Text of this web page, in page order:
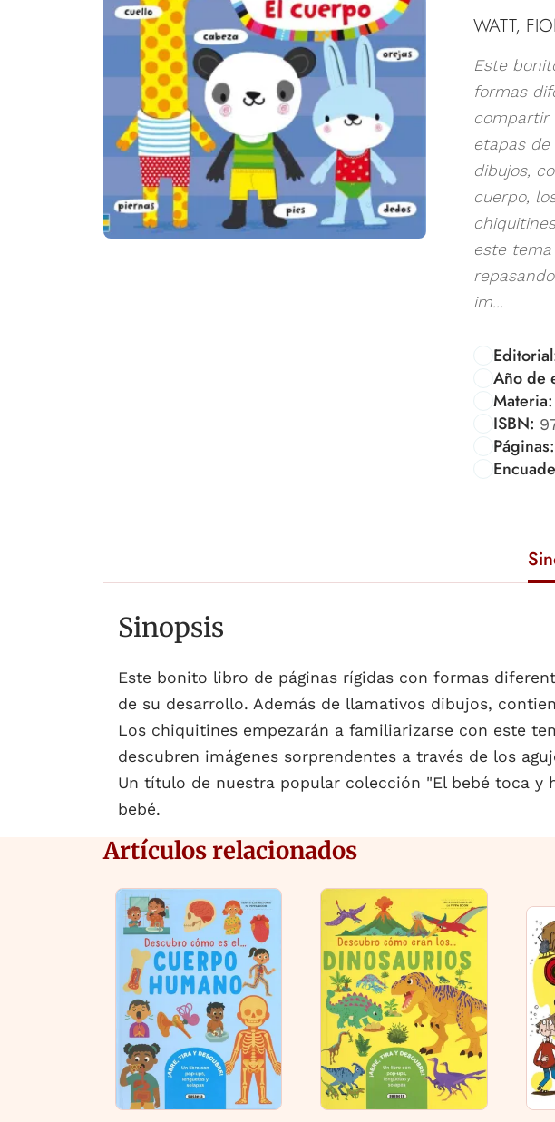
WATT,
Este
formas
compartir
etapas
dibujos,
cuerpo,
este
im...
Año de
Materia:
ISBN:
Páginas:
Sinopsis
Este bonito libro de páginas rígidas con formas
de su desarrollo. Además de llamativos dibujos,
Los chiquitines empezarán a familiarizarse con este
descubren imágenes sorprendentes a través de los
Un título de nuestra popular colección "El bebé toca y
bebé.
Artículos relacionados